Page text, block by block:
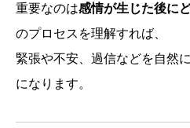
重要なのは感情が生じた後に
のプロセスを理解すれば、
緊張や不安、過信などを自然
になります。